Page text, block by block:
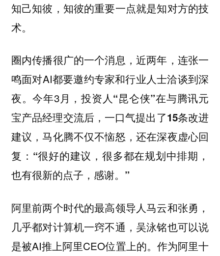
知己知彼，知彼的重要一点就是知对方的技
术。
圈内传播很广的一个消息，近两年，连张一
鸣面对AI都要邀约专家和行业人士洽谈到深
夜。今年3月 ，投资人“昆仑侠”在与腾讯元
宝产品经理交流后，一口气提出了15条改进
建议，马化腾不仅不恼怒，还在深夜虚心回
复：“很好的建议，很多都在规划中排期，
也有很新的点子，感谢。”
阿里前两个时代的最高领导人马云和张勇，
几乎都对计算机一窍不通，吴泳铭也可以说
是被AI推上阿里CEO位置上的。作为阿里十